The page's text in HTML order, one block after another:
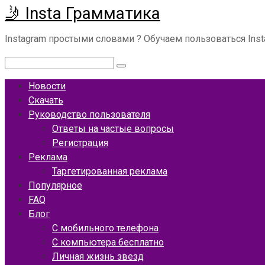
Перейти
к
контенту
🤳 Insta Грамматика
Instagram простыми словами ? Обучаем пользоваться
Новости
Скачать
Руководство пользователя
Ответы на частые вопросы
Регистрация
Реклама
Таргетированная реклама
Популярное
FAQ
Блог
С мобильного телефона
С компьютера бесплатно
Личная жизнь звезд